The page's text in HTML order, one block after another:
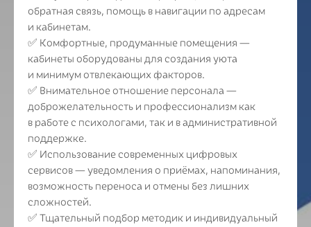
обратная связь, помощь в навигации по адресам
и кабинетам.
✅ Комфортные, продуманные помещения —
кабинеты оборудованы для создания уюта
и минимум отвлекающих факторов.
✅ Внимательное отношение персонала —
доброжелательность и профессионализм как
в работе с психологами, так и в административной
поддержке.
✅ Использование современных цифровых
сервисов — уведомления о приёмах, напоминания,
возможность переноса и отмены без лишних
сложностей.
✅ Тщательный подбор методик и индивидуальный